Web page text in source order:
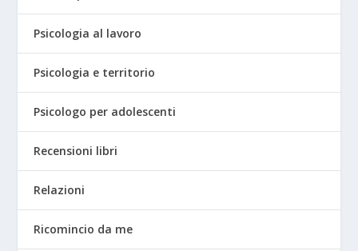
Psicologia al lavoro
Psicologia e territorio
Psicologo per adolescenti
Recensioni libri
Relazioni
Ricomincio da me